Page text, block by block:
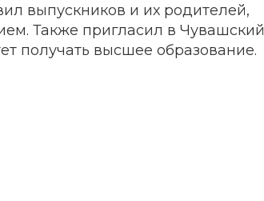
выпускников и их родителей,
Также пригласил в Чувашский
получать высшее образование.